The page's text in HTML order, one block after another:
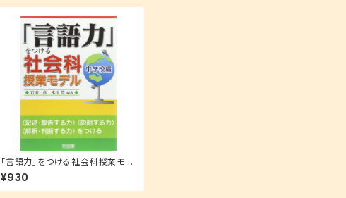
「言語力」をつける社会科授業モデ
ル 中学校編
¥930